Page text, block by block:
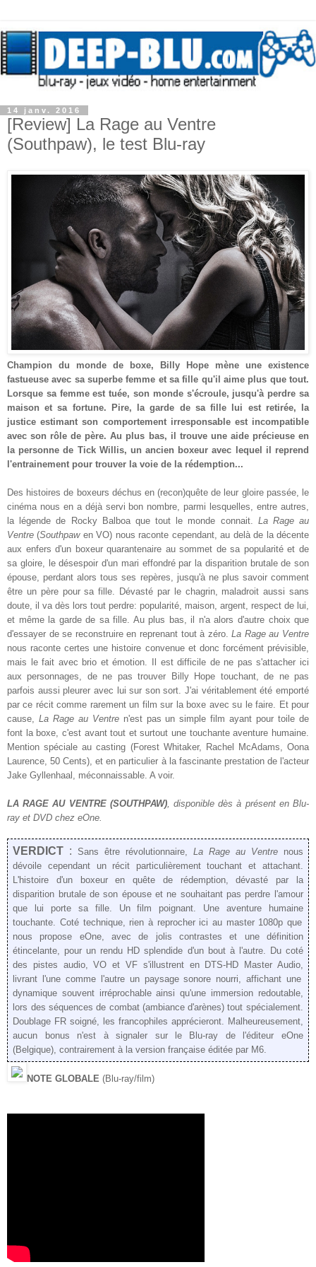
14 janv. 2016
[Review] La Rage au Ventre
(Southpaw), le test Blu-ray
Champion du monde de boxe, Billy Hope mène une existence
fastueuse avec sa superbe femme et sa fille qu'il aime plus que tout.
Lorsque sa femme est tuée, son monde s'écroule, jusqu'à perdre sa
maison et sa fortune. Pire, la garde de sa fille lui est retirée, la
justice estimant son comportement irresponsable est incompatible
avec son rôle de père. Au plus bas, il trouve une aide précieuse en
la personne de Tick Willis, un ancien boxeur avec lequel il reprend
l'entrainement pour trouver la voie de la rédemption...
Des histoires de boxeurs déchus en(recon)quête de leur gloire passée, le
cinéma nous en a déjàservi bon nombre , parmi lesquelles,entre autres,
la légende de Rocky Balboa que tout le monde connait. La Rage au
Ventre (Southpawen VO) nous raconte cependant, au del à de ladécente
aux enfers d'un boxeur quarantenaire ausommet desa popularité et de
sa gloire, ledésespoir d'un mari effondré par la disparition brutale de son
épouse, perdant alors tous ses repères, jusqu'à ne plus savoircomment
être un père pour sa fille. Dévasté par l echagrin, maladroit aussi sans
doute, il va dès lors tout perdre: popularité, maison, argent respect de lui,
et même la garde de sa fille . Au plus bas, il n'a alors d'autre choix que
d'essayer de se reconstruireen reprenanttout à zéro.La Rage au Ventre
nous raconte certes une histoire convenueet donc forcément prévisible,
mais le fait avec brio et émotion. Il est difficile de ne pas s'attacher ici
aux personnages, de ne pas trouver Billy Hope touchant, de ne pas
parfois aussi pleurer avec lui sur son sort. J'ai véritablement été emporté
par ce récit comme rarement un film sur la boxe avec su le faire. Et pour
cause, La Rage au Ventren'est pas un simple film ayant pour toile de
font la boxe, c'est avant tout et surtout une touchante aventure humaine.
Mention spéciale au casting (Forest Whitaker, Rachel McAdams, Oona
Laurence, 50 Cents), et en particulier à la fascinante prestation de l'acteur
Jake Gyl lenhaal, méconnaissable . A voir.
LA RAGE AU VENTRE (SOUTHPAW), disponible dèsà présenten Blu-
ray et DVD chez eOne.
VERDICT :Sans être révolutionnaire La Rage au Ventrenous
dévoile cependant un récit particulièrement touchant et attachant.
L'histoire d'un boxeur en quête de rédemption,dévasté par la
disparition brutale de son épouse et ne souhaitant pas perdre l'amour
que lui porte sa fille. Un film poignant . Une aventure humaine
touc hante
Coté technique, rien à reprocher ici au master 1080p que
nous propose eOne, avec de jolis contrastes et une définition
étincelante
pour un rendu HD splendide d'un bout à l'autre.
Du coté
des pistes audio, VO et VF s'illustrent en DTS-HD Master Audio,
livrant
l'une comme l'autre un paysage sonore nourri ,affichant une
dynamique souvent irréprochable ainsi qu'une immersion redoutable,
lors des séquences de combat (ambianced'arènes) tout spécialement.
Doublage FR soigné, les francophiles apprécieront. Malheureusement,
aucun bonus n'est à signaler sur le Blu-ray de l'éditeur eOne
(Belgique) , contrairement à la version française éditée par M6.
NOTE GLOBALE (Blu-ray/film)